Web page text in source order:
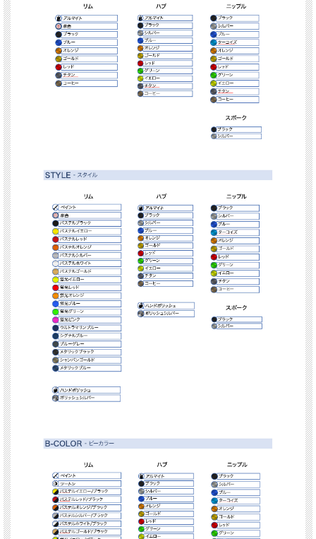
リム色（アルマイト RIDE）:ブラック, ブルー, オレンジ, ゴールド, レッド, チタ
ン, コーヒー
リム色（単色ペイント STYLE）:
ウルトラマリンブルー
蛍光オレンジ
蛍光グリーン
パステルレッド
パステルホワイト
パステルブラック
リム色（ツートン B-Color ）:下記の中から2色をお選びください。
ウルトラマリンブルー
ターコイズ
ブルーグレー(BMW Catalan Grey RAL7031)
ブラックメタリック
蛍光ピンク
蛍光イエロー
蛍光レッド
蛍光オレンジ
蛍光グリーン
パステルオレンジ
パステルレッド
ホイールサイズ
リア:18-4.25（鍛造リム）
納期について
オーダーメイドで一つずつ生産するため、納期は約2ヶ月いただきます。
メーカーの在庫状況、事情などにより遅れることがあることを予めご了承くださ